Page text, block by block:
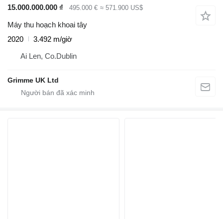
15.000.000.000 ₫
495.000 € ≈ 571.900 US$
Máy thu hoạch khoai tây
2020
3.492 m/giờ
Ai Len, Co.Dublin
Grimme UK Ltd